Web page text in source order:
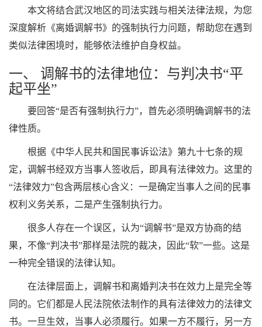
本文将结合武汉地区的司法实践与相关法律法规，为您
深度解析《离婚调解书》的强制执行力问题，帮助您在遇到
类似法律困境时，能够依法维护自身权益。
一、 调解书的法律地位：与判决书“平
起平坐”
要回答“是否有强制执行力”，首先必须明确调解书的法
律性质。
根据《中华人民共和国民事诉讼法》第九十七条的规
定，调解书经双方当事人签收后，即具有法律效力。这里的
“法律效力”包含两层核心含义：一是确定当事人之间的民事
权利义务关系，二是产生强制执行力。
很多人存在一个误区，认为“调解书”是双方协商的结
果，不像“判决书”那样是法院的裁决，因此“软”一些。这是
一种完全错误的法律认知。
在法律层面上，调解书和离婚判决书在效力上是完全等
同的。它们都是人民法院依法制作的具有法律效力的法律文
书。一旦生效，当事人必须履行。如果一方不履行，另一方